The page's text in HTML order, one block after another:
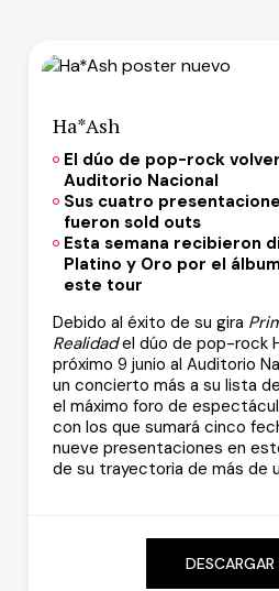
Ha*Ash
El dúo de pop-rock
Auditorio Nacional
Sus cuatro
fueron sold outs
Esta semana recibieron
Platino y Oro por el
este tour
Debido al éxito de su gira
Realidadel dúo de pop-rock
próximo 9 junio al Auditorio
un concierto más a su lista
el máximo foro de
con los que sumará cinco
nueve presentaciones en
de su trayectoria de más de
DESCARGAR